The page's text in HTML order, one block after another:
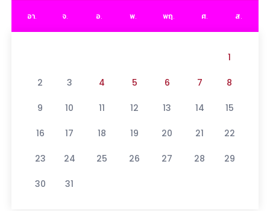
อา. จ. อ. พ. พฤ. ศ. ส.
1
2 3 4 5 6 7 8
9 10 11 12 13 14 15
16 17 18 19 20 21 22
23 24 25 26 27 28 29
30 31